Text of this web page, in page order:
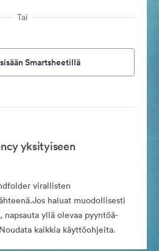
Tai
Smartsheetillä
yksityiseen
virallisten
haluat muodollisesti
napsauta yllä olevaa pyyntöä-
kaikkia käyttöohjeita.